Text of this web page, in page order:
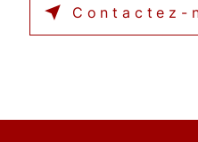
Contactez-